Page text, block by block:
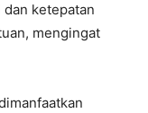
ketepatan
mengingat